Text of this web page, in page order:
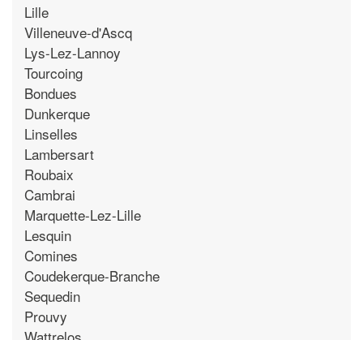
Lille
Villeneuve-d'Ascq
Lys-Lez-Lannoy
Tourcoing
Bondues
Dunkerque
Linselles
Lambersart
Roubaix
Cambrai
Marquette-Lez-Lille
Lesquin
Comines
Coudekerque-Branche
Sequedin
Prouvy
Wattrelos